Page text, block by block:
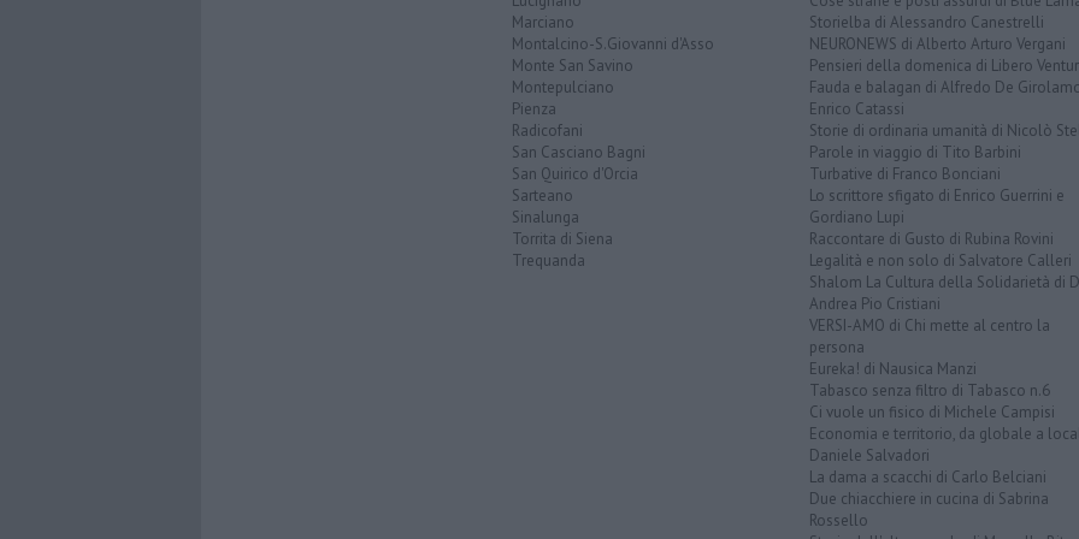
Marciano
Montalcino-S.Giovanni d'Asso
Monte San Savino
Montepulciano
Pienza
Radicofani
San Casciano Bagni
San Quirico d'Orcia
Sarteano
Sinalunga
Torrita di Siena
Trequanda
Storielba di Alessandro Canestrelli
NEURONEWS di Alberto Arturo Vergani
Pensieri della domenica di Libero
Fauda e balagan di Alfredo De
Enrico Catassi
Storie di ordinaria umanità di Nicolò
Parole in viaggio di Tito Barbini
Turbative di Franco Bonciani
Lo scrittore sfigato di Enrico Guerrini e
Gordiano Lupi
Raccontare di Gusto di Rubina Rovini
Legalità e non solo di Salvatore Calleri
Shalom La Cultura della Solidarietà di
Andrea Pio Cristiani
VERSI-AMO di Chi mette al centro la
persona
Eureka! di Nausica Manzi
Tabasco senza filtro di Tabasco n.6
Ci vuole un fisico di Michele Campisi
Economia e territorio, da globale a
Daniele Salvadori
La dama a scacchi di Carlo Belciani
Due chiacchiere in cucina di Sabrina
Rossello